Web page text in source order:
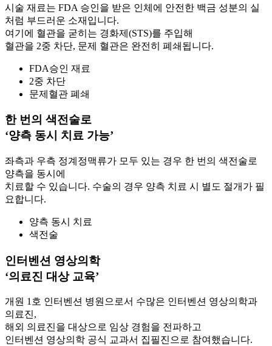
시술 재료는 FDA 승인을 받은 인체에 안전한 백금 성분의 실
처럼 부드러운 소재입니다.
여기에 혈관을 굳히는 경화제(STS)를 주입해
혈관을 2중 차단, 문제 혈관은 완전히 폐쇄됩니다.
FDA승인 재료
2중 차단
문제혈관 폐쇄
한 번의 색전술로
‘양측 동시 치료 가능’
좌측과 우측 정계정맥류가 모두 있는 경우 한 번의 색전술로
양측을 동시에
치료할 수 있습니다. 수술의 경우 양측 치료 시 별도 절개가 필
요합니다.
양측 동시 치료
색전술
인터벤션 영상의학
‘의료진 대상 교육’
개원 1호 인터벤션 병원으로서 수많은 인터벤션 영상의학과
의료진,
해외 의료진을 대상으로 임상 경험을 전파하고
인터벤션 영상의학 공식 교과서 집필진으로 참여했습니다.